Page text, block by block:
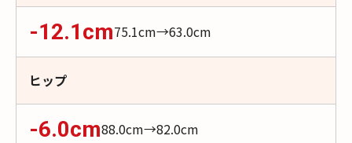
-12.1cm75.1cm→63.0cm
ヒップ
-6.0cm88.0cm→82.0cm